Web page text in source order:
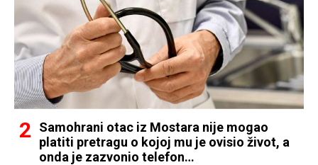
Samohrani otac iz Mostara nije mogao
platiti pretragu o kojoj mu je ovisio život, a
onda je zazvonio telefon…